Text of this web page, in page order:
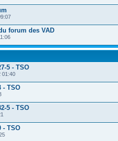
forum des VAD
5 - TSO
01:40
- TSO
5 - TSO
- TSO